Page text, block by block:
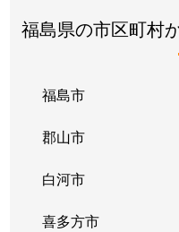
福島県の市区町村
福島市
郡山市
白河市
喜多方市